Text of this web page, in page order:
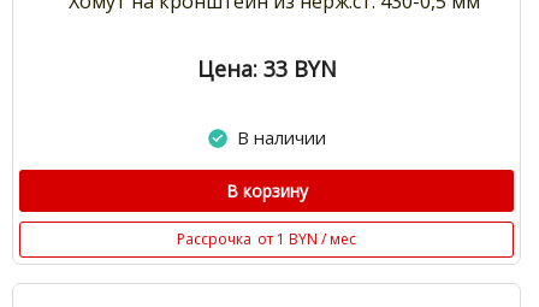
Цена: 33 BYN
В наличии
В корзину
Рассрочка от 1 BYN / мес